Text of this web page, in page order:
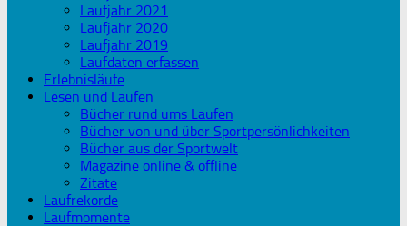
Laufjahr 2021
Laufjahr 2020
Laufjahr 2019
Laufdaten erfassen
Erlebnisläufe
Lesen und Laufen
Bücher rund ums Laufen
Bücher von und über Sportpersönlichkeiten
Bücher aus der Sportwelt
Magazine online & offline
Zitate
Laufrekorde
Laufmomente